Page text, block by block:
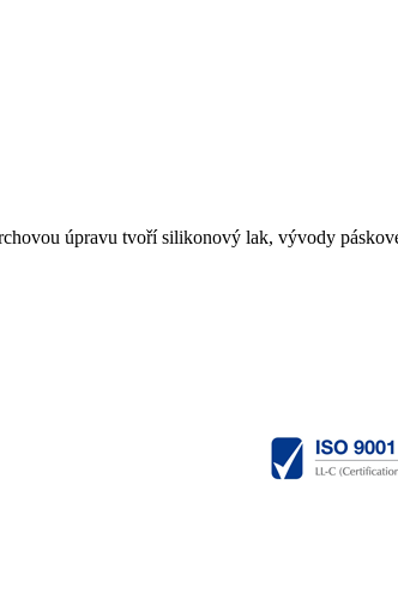
úpravu tvoří silikonový lak, vývody